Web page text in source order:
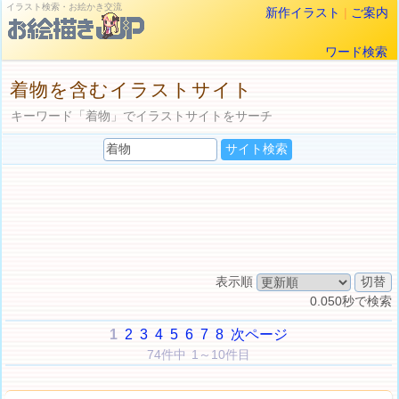
イラスト検索・お絵かき交流 新作イラスト | ご案内
ワード検索
着物を含むイラストサイト
キーワード「着物」でイラストサイトをサーチ
表示順
0.050秒で検索
1 2 3 4 5 6 7 8 次ページ
74件中 1～10件目